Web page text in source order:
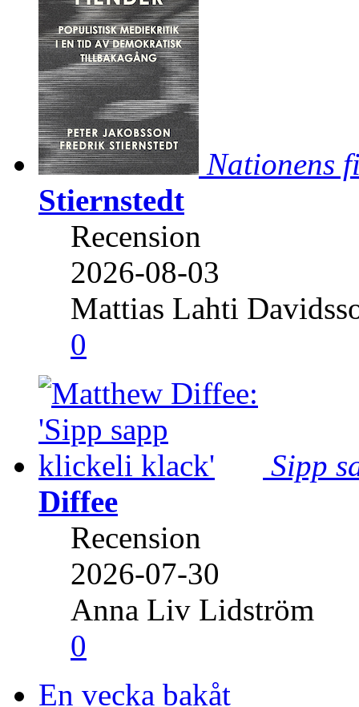
Nationens
Stiernstedt
Recension
2026-08-03
Mattias Lahti
0
Sipp
Diffee
Recension
2026-07-30
Anna Liv Lidström
0
En vecka bakåt